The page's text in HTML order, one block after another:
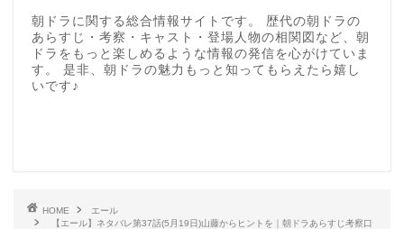
朝ドラに関する総合情報サイトです。 歴代の朝ドラの
あらすじ・考察・キャスト・登場人物の相関図など、朝
ドラをもっと楽しめるような情報の発信を心がけていま
す。 是非、朝ドラの魅力もっと知ってもらえたら嬉し
いです♪
HOME
エール
【エール】ネタバレ第37話(5月19日)山藤からヒントを｜朝ドラあらすじ考察口